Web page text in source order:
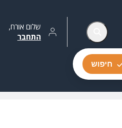
שלום אורח,
התחבר
חיפוש